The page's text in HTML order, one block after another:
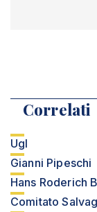
Correlati
Ugl
Gianni Pipeschi
Hans Roderich
Comitato